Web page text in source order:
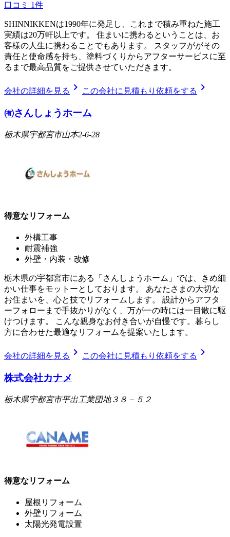
口コミ 1件
SHINNIKKENは1990年に発足し、これまで積み重ねた施工
実績は20万軒以上です。 住まいに携わるということは、お
客様の人生に携わることでもあります。 スタッフががその
責任と使命感を持ち、塗料づくりからアフターサービスに至
るまで最高品質をご提供させていただきます。
会社の詳細を見る chevron_right この会社に見積もり依頼をする chevron_right
㈲さんしょうホーム
栃木県宇都宮市山本2-6-28
得意なリフォーム
外構工事
耐震補強
外壁・内装・改修
栃木県の宇都宮市にある「さんしょうホーム」では、きめ細
かい仕事をモットーとしております。 あなたさまの大切な
お住まいを、心と技でリフォームします。 設計からアフタ
ーフォローまで手抜かりがなく、万が一の時には一目散に駆
けつけます。 こんな親身なお付き合いが自慢です。暮らし
方に合わせた最適なリフォームを提案いたします。
会社の詳細を見る chevron_right この会社に見積もり依頼をする chevron_right
株式会社カナメ
栃木県宇都宮市平出工業団地３８－５２
得意なリフォーム
屋根リフォーム
外壁リフォーム
太陽光発電設置